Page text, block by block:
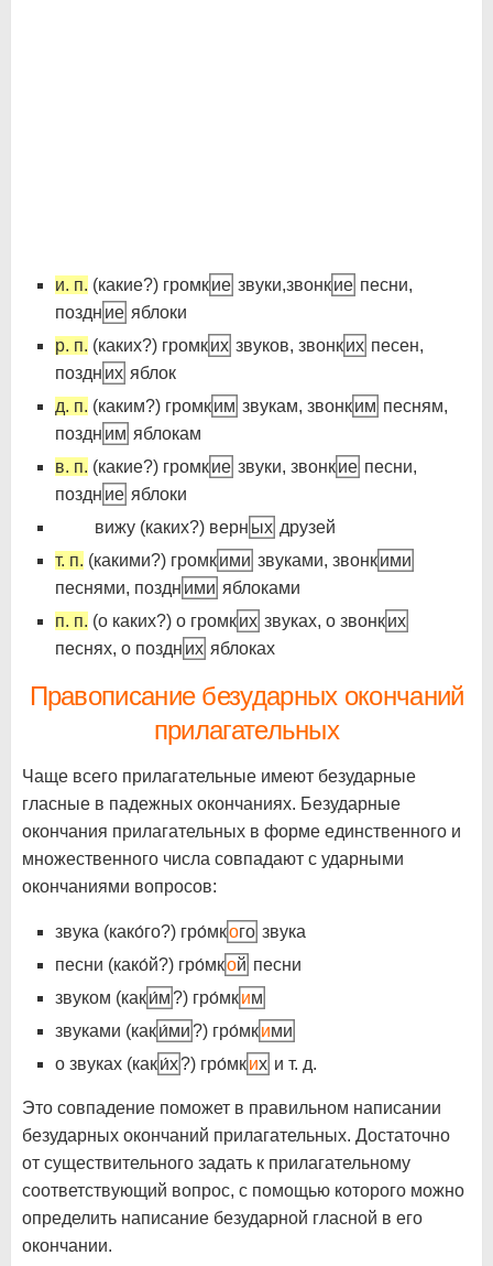
и. п. (какие?) громкие звуки,звонкие песни,
поздн ие яблоки
р. п. (каких?) громких звуков, звонких песен,
поздн их яблок
д. п. (каким?) громким звукам, звонким песням,
поздн им яблокам
в. п. (какие?) громкие звуки, звонкие песни,
поздн ие яблоки
вижу (каких?) верн ых друзей
т. п. (какими?) громкими звуками, звонкими
песнями, поздн ими яблоками
п. п. (о каких?) о громких звуках, о звонких
песнях, о поздн их яблоках
Правописание безударных окончаний
прилагательных
Чаще всего прилагательные имеют безударные
гласные в падежных окончаниях. Безударные
окончания прилагательных в форме единственного и
множественного числа совпадают с ударными
окончаниями вопросов:
звука (како́го?) гро́мкого звука
песни (како́й?) гро́мкой песни
звуком (каки́м?) гро́мким
звуками (каки́ми?) гро́мкими
о звуках (каки́х?) гро́мких и т. д.
Это совпадение поможет в правильном написании
безударных окончаний прилагательных. Достаточно
от существительного задать к прилагательному
соответствующий вопрос, с помощью которого можно
определить написание безударной гласной в его
окончании.